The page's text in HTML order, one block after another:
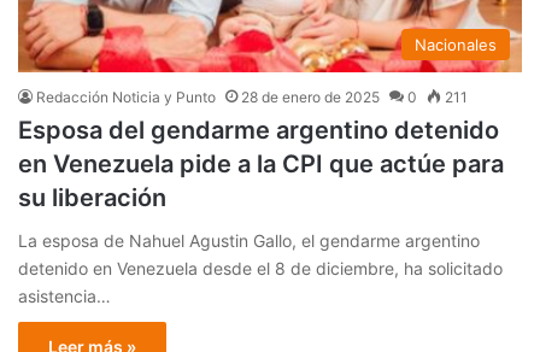
Nacionales
Redacción Noticia y Punto 28 de enero de 2025 0 211
Esposa del gendarme argentino detenido
en Venezuela pide a la CPI que actúe para
su liberación
La esposa de Nahuel Agustin Gallo, el gendarme argentino
detenido en Venezuela desde el 8 de diciembre, ha solicitado
asistencia…
Leer más »